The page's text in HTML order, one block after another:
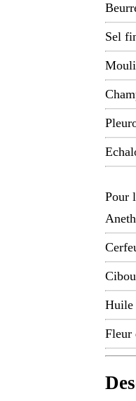
Sel
Pour
Aneth
Huile
Fleur